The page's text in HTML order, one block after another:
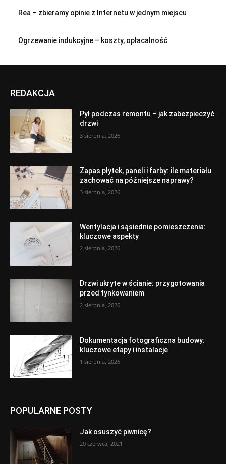
Rea – zbieramy opinie z Internetu w jednym miejscu
Ogrzewanie indukcyjne – koszty, opłacalność
REDAKCJA
Pył podczas remontu – jak zabezpieczyć
drzwi
3 sierpnia, 2026
Zapas płytek, paneli i farby: ile materiału
zachować na późniejsze naprawy?
3 sierpnia, 2026
Wentylacja i sąsiednie pomieszczenia:
kluczowe aspekty
2 sierpnia, 2026
Drzwi ukryte w ścianie: przygotowania
przed tynkowaniem
2 sierpnia, 2026
Dokumentacja fotograficzna budowy:
kluczowe etapy i instalacje
1 sierpnia, 2026
POPULARNE POSTY
Jak osuszyć piwnicę?
20 czerwca, 2021